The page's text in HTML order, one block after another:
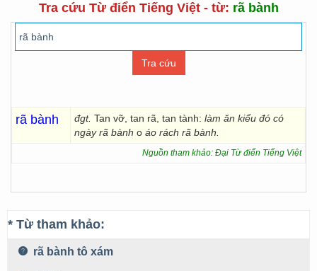
Tra cứu Từ điển Tiếng Việt - từ: rã bành
rã bành đgt. Tan vỡ, tan rã, tan tành: làm ăn kiểu đó có
ngày rã bành o áo rách rã bành.
Nguồn tham khảo: Đại Từ điển Tiếng Việt
* Từ tham khảo:
rã bành tô xám